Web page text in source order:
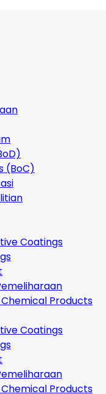
(BoC)
Coatings
Products
Coatings
Products